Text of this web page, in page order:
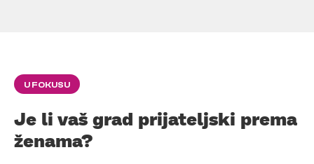
U FOKUSU
Je li vaš grad prijateljski prema
ženama?